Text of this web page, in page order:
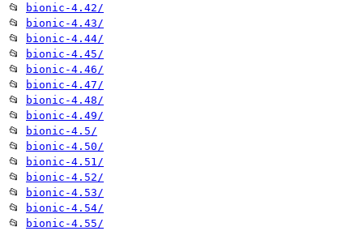
📂
bionic-4.42/
📂
bionic-4.43/
📂
bionic-4.44/
📂
bionic-4.45/
📂
bionic-4.46/
📂
bionic-4.47/
📂
bionic-4.48/
📂
bionic-4.49/
📂
bionic-4.5/
📂
bionic-4.50/
📂
bionic-4.51/
📂
bionic-4.52/
📂
bionic-4.53/
📂
bionic-4.54/
📂
bionic-4.55/